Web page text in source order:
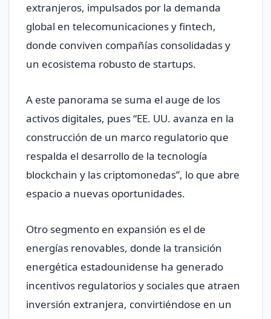
extranjeros, impulsados por la demanda
global en telecomunicaciones y fintech,
donde conviven compañías consolidadas y
un ecosistema robusto de startups.
A este panorama se suma el auge de los
activos digitales, pues “EE. UU. avanza en la
construcción de un marco regulatorio que
respalda el desarrollo de la tecnología
blockchain y las criptomonedas”, lo que abre
espacio a nuevas oportunidades.
Otro segmento en expansión es el de
energías renovables, donde la transición
energética estadounidense ha generado
incentivos regulatorios y sociales que atraen
inversión extranjera, convirtiéndose en un